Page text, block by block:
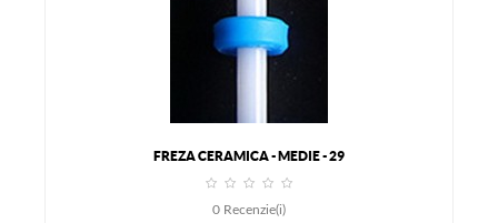
FREZA CERAMICA - MEDIE - 29
0 Recenzie(i)